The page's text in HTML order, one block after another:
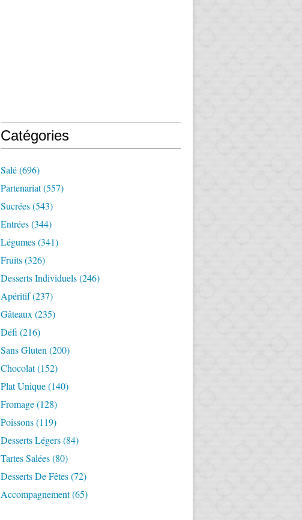
Catégories
Salé(696)
Partenariat(557)
Sucrées(543)
Entrées(344)
Légumes(341)
Fruits(326)
Desserts Individuels(246)
Apéritif(237)
Gâteaux (235)
Défi (216)
Sans Gluten (200)
Chocolat(152)
Plat Unique(140)
Fromage(128)
Poissons(119)
Desserts Légers(84)
Tartes Salées(80)
Desserts De Fêtes(72)
Accompagnement(65)